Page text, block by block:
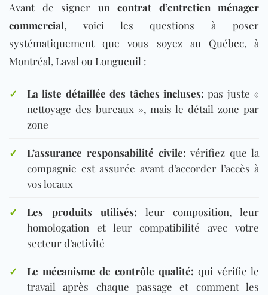
Avant de signer un contrat d’entretien ménager
commercial, voici les questions à poser
systématiquement que vous soyezau Québec, à
Montréal, Laval ou Longueuil :
✓ La liste détaillée des tâches incluses: pas juste «
nettoyage des bureaux », mais le détail zone par
zone
✓ L’assurance responsabilité civile: vérifiez que la
compagnie est assurée avant d’accorder l’accès à
vos locaux
✓ Les produits utilisés: leur composition, leur
homologation et leur compatibilité avec votre
secteur d’activité
✓ Le mécanisme de contrôle qualité: qui vérifie le
travail après chaque passage et comment les